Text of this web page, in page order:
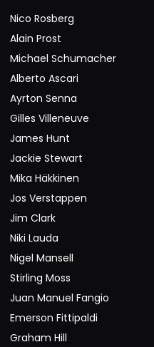
Nico Rosberg
Alain Prost
Michael Schumacher
Alberto Ascari
Ayrton Senna
Gilles Villeneuve
James Hunt
Jackie Stewart
Mika Häkkinen
Jos Verstappen
Jim Clark
Niki Lauda
Nigel Mansell
Stirling Moss
Juan Manuel Fangio
Emerson Fittipaldi
Graham Hill